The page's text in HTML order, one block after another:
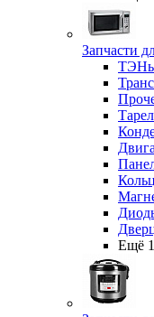
Запчасти
ТЭНы
Ещё 1